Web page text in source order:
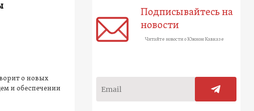
о новых
и обеспечении
Подписывайтесь на
новости
Читайте новости о Южном Кавказе